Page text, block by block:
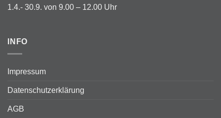
1.4.- 30.9. von 9.00 – 12.00 Uhr
INFO
Impressum
Datenschutzerklärung
AGB